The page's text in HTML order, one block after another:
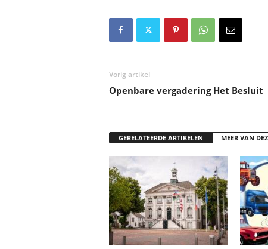
Vorig artikel
Openbare vergadering Het Besluit
GERELATEERDE ARTIKELEN MEER VAN